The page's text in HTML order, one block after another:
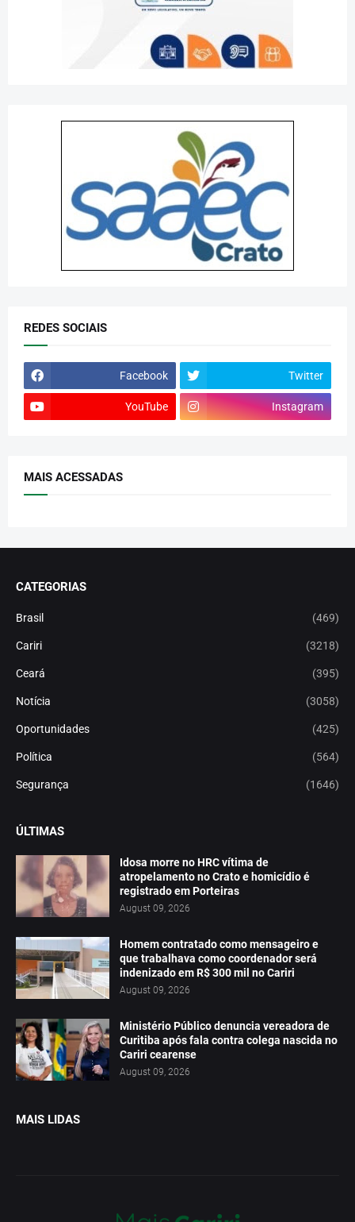
REDES SOCIAIS
Facebook Twitter
YouTube Instagram
MAIS ACESSADAS
CATEGORIAS
Brasil (469)
Cariri (3218)
Ceará (395)
Notícia (3058)
Oportunidades (425)
Política (564)
Segurança (1646)
ÚLTIMAS
Idosa morre no HRC vítima de
atropelamento no Crato e homicídio é
registrado em Porteiras
August 09, 2026
Homem contratado como mensageiro e
que trabalhava como coordenador será
indenizado em R$ 300 mil no Cariri
August 09, 2026
Ministério Público denuncia vereadora de
Curitiba após fala contra colega nascida no
Cariri cearense
August 09, 2026
MAIS LIDAS